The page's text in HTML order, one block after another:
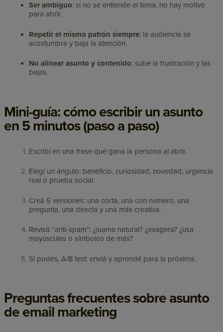
Ser ambiguo: si no se entiende el tema, no hay motivo
para abrir.
Repetir el mismo patrón siempre: la audiencia se
acostumbra y baja la atención.
No alinear asunto y contenido: sube la frustración y las
bajas.
Mini-guía: cómo escribir un asunto
en 5 minutos (paso a paso)
Escribí en una frase qué gana la persona al abrir.
Elegí un ángulo: beneficio, curiosidad, novedad, urgencia
real o prueba social.
Creá 5 versiones: una corta, una con número, una
pregunta, una directa y una más creativa.
Revisá “anti-spam”: ¿suena natural? ¿exagera? ¿usa
mayúsculas o símbolos de más?
Si podés, A/B test: enviá y aprendé para la próxima.
Preguntas frecuentes sobre asunto
de email marketing